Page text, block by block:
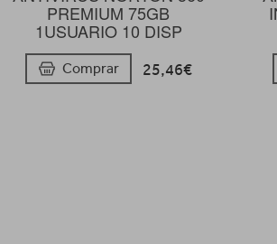
PREMIUM 75GB
1USUARIO 10 DISP
Comprar 25,46€